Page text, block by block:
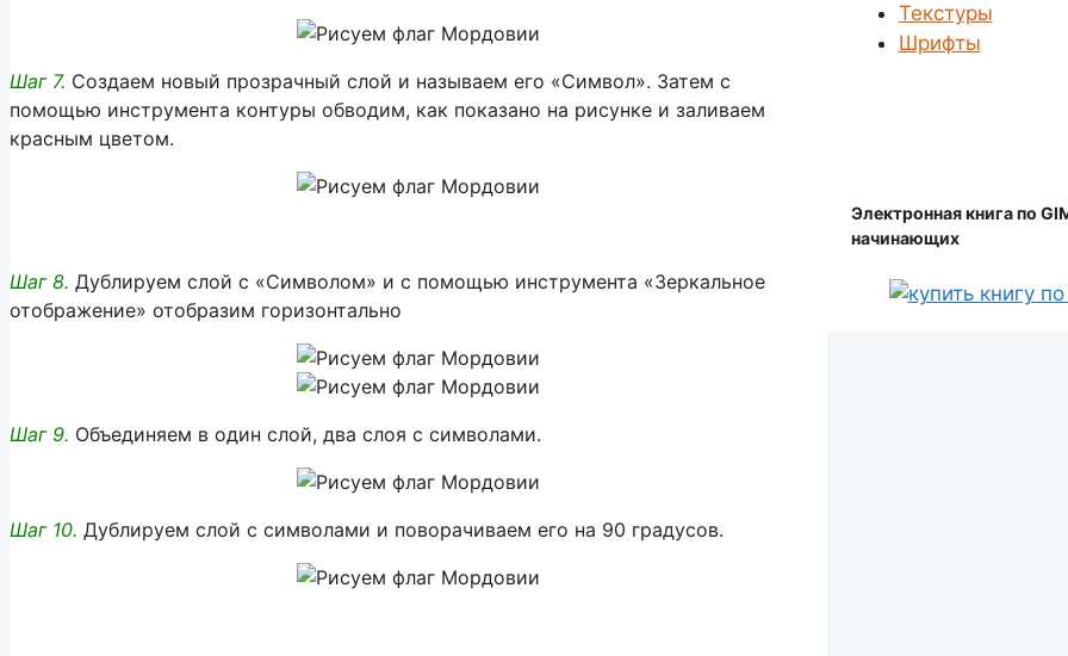
Шаг 7. Создаем новый прозрачный слой и называем его «Символ». Затем с
помощью инструмента контуры обводим, как показано на рисунке и заливаем
красным цветом.
Шаг 8. Дублируем слой с «Символом» и с помощью инструмента «Зеркальное
отображение» отобразим горизонтально
Шаг 9. Объединяем в один слой, два слоя с символами.
Шаг 10. Дублируем слой с символами и поворачиваем его на 90 градусов.
Текстуры
Шрифты
Электронная книга по
начинающих